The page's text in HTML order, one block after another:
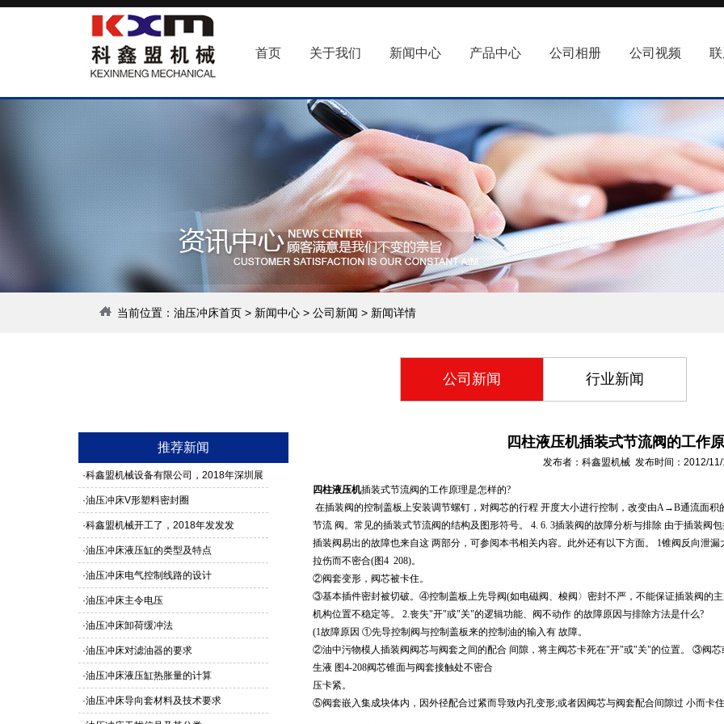
首页 关于我们 新闻中心 产品中心 公司相册 公司视频
当前位置： 油压冲床首页 > 新闻中心 > 公司新闻 > 新闻详情
公司新闻 行业新闻
推荐新闻
·科鑫盟机械设备有限公司，2018年深圳展
馆3G24号，欢迎新老客户莅临参观
·油压冲床V形塑料密封圈
·科鑫盟机械开工了，2018年发发发
·油压冲床液压缸的类型及特点
·油压冲床电气控制线路的设计
·油压冲床主令电压
·油压冲床卸荷缓冲法
·油压冲床对滤油器的要求
·油压冲床液压缸热胀量的计算
·油压冲床导向套材料及技术要求
四柱液压机插装式节流阀的工作
发布者：科鑫盟机械 发布时间：2012/
四柱液压机插装式节流阀的工作原理是怎样的?
在插装阀的控制盖板上安装调节螺钉，对阀芯的行程 开度大小进行控制，改变由A→B通流面
节流 阀。常见的插装式节流阀的结构及图形符号。 4. 6. 3插装阀的故障分析与排除 由于插装阀
插装阀易出的故障也来自这 两部分，可参阅本书相关内容。此外还有以下方面。 1锥阀反向泄
拉伤而不密合(图4 208)。
②阀套变形，阀芯被卡住。
③基本插件密封被切破。 ④控制盖板上先导阀(如电磁阀、梭阀〉密封不严，不能保证插装阀的
机构位置不稳定等。 2.丧失"开"或"关"的逻辑功能、阀不动作 的故障原因与排除方法是什么?
(1故障原因 ①先导控制阀与控制盖板来的控制油的输入有 故障。
②油中污物模人插装阀阀芯与阀套之间的配合 间隙，将主阀芯卡死在"开"或"关"的位置。 ③阀
生液 图4-208阀芯锥面与阀套接触处不密合
压卡紧。
⑤阀套嵌入集成块体内，因外径配合过紧而导致内孔变形;或者因阀芯与阀套配合间隙过 小而卡